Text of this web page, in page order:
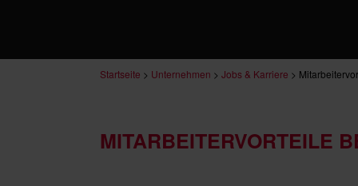
Startseite > Unternehmen > Jobs & Karriere >
MITARBEITERVORTEILE